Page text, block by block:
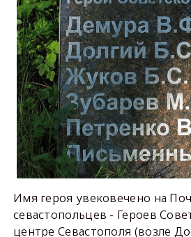
Имя героя увековечено на
севастопольцев - Героев
центре Севастополя (возле